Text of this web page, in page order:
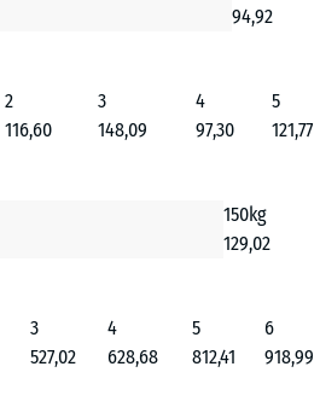
94,92
2 3 4 5
116,60 148,09 97,30 121,77
150kg
129,02
3 4 5 6
527,02 628,68 812,41 918,99